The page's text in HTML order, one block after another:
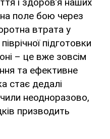
на поле бою через
втрата у
підготовки
– це вже зовсім
та ефективне
стає дедалі
неодноразово,
призводить